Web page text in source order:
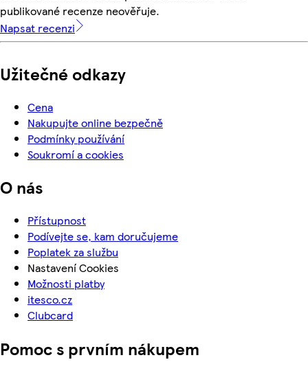
publikované recenze neověřuje.
Napsat recenzi
Užitečné odkazy
Cena
Nakupujte online bezpečně
Podmínky používání
Soukromí a cookies
O nás
Přístupnost
Podívejte se, kam doručujeme
Poplatek za službu
Nastavení Cookies
Možnosti platby
itesco.cz
Clubcard
Pomoc s prvním nákupem